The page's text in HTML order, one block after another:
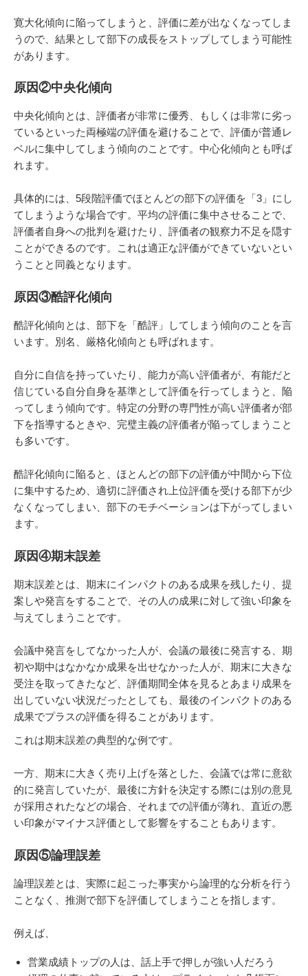
寛大化傾向に陥ってしまうと、評価に差が出なくなってしま
うので、結果として部下の成長をストップしてしまう可能性
があります。
原因②中央化傾向
中央化傾向とは、評価者が非常に優秀、もしくは非常に劣っ
ているといった両極端の評価を避けることで、評価が普通レ
ベルに集中してしまう傾向のことです。中心化傾向とも呼ば
れます。
具体的には、5段階評価でほとんどの部下の評価を「3」にし
てしまうような場合です。平均の評価に集中させることで、
評価者自身への批判を避けたり、評価者の観察力不足を隠す
ことができるのです。これは適正な評価ができていないとい
うことと同義となります。
原因③酷評化傾向
酷評化傾向とは、部下を「酷評」してしまう傾向のことを言
います。別名、厳格化傾向とも呼ばれます。
自分に自信を持っていたり、能力が高い評価者が、有能だと
信じている自分自身を基準として評価を行ってしまうと、陥
ってしまう傾向です。特定の分野の専門性が高い評価者が部
下を指導するときや、完璧主義の評価者が陥ってしまうこと
も多いです。
酷評化傾向に陥ると、ほとんどの部下の評価が中間から下位
に集中するため、適切に評価され上位評価を受ける部下が少
なくなってしまい、部下のモチベーションは下がってしまい
ます。
原因④期末誤差
期末誤差とは、期末にインパクトのある成果を残したり、提
案しや発言をすることで、その人の成果に対して強い印象を
与えてしまうことです。
会議中発言をしてなかった人が、会議の最後に発言する、期
初や期中はなかなか成果を出せなかった人が、期末に大きな
受注を取ってきたなど、評価期間全体を見るとあまり成果を
出していない状況だったとしても、最後のインパクトのある
成果でプラスの評価を得ることがあります。
これは期末誤差の典型的な例です。
一方、期末に大きく売り上げを落とした、会議では常に意欲
的に発言していたが、最後に方針を決定する際には別の意見
が採用されたなどの場合、それまでの評価が薄れ、直近の悪
い印象がマイナス評価として影響をすることもあります。
原因⑤論理誤差
論理誤差とは、実際に起こった事実から論理的な分析を行う
ことなく、推測で部下を評価してしまうことを指します。
例えば、
営業成績トップの人は、話上手で押しが強い人だろう